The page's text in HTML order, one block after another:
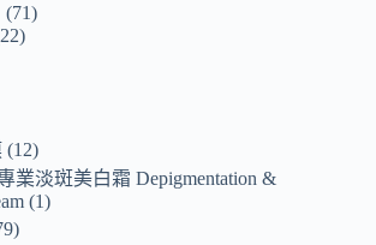
71
22
12
業淡斑美白霜 Depigmentation &
1